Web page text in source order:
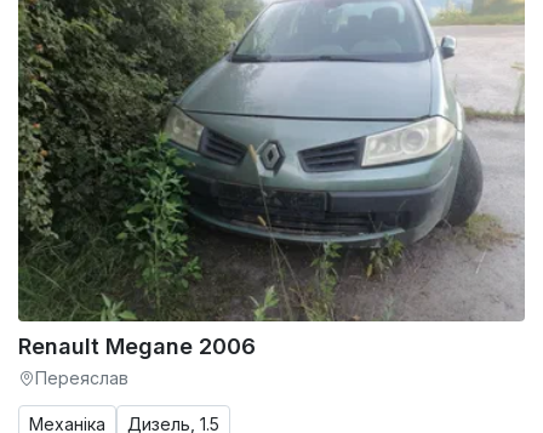
Renault Megane 2006
Переяслав
Механіка Дизель, 1.5